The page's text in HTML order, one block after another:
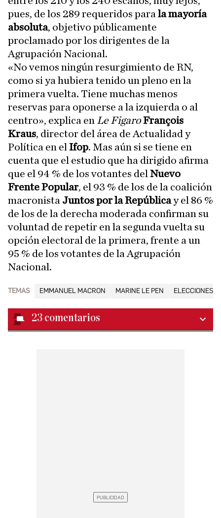
pues, de los 289 requeridos para la mayoría
absoluta, objetivo públicamente
proclamado por los dirigentes de la
Agrupación Nacional.
«No vemos ningún resurgimiento de RN,
como si ya hubiera tenido un pleno en la
primera vuelta. Tiene muchas menos
reservas para oponerse a la izquierda o al
centro», explica en Le FigaroFrançois
Kraus, director del área de Actualidad y
Política en el Ifop. Mas aún si se tiene en
cuenta que el estudio que ha dirigido afirma
que el 94 % de los votantes del Nuevo
Frente Popular, el 93 % de los de la coalición
macronista Juntos por la Repúblicay el 86 %
de los de la derecha moderada confirman su
voluntad de repetir en la segunda vuelta su
opción electoral de la primera, frente a un
95 % de los votantes de la Agrupación
Nacional.
TEMAS EMMANUEL MACRON MARINE LE PEN ELECCIONES
23 comentarios